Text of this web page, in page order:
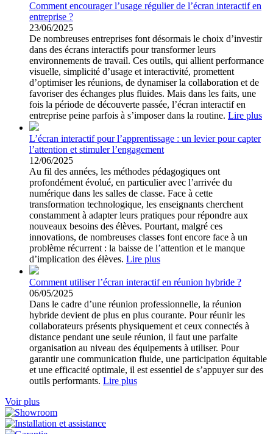
Comment encourager l’usage régulier de l’écran interactif en
entreprise ?
23/06/2025
De nombreuses entreprises font désormais le choix d’investir
dans des écrans interactifs pour transformer leurs
environnements de travail. Ces outils, qui allient performance
visuelle, simplicité d’usage et interactivité, promettent
d’optimiser les réunions, de dynamiser la collaboration et de
favoriser des échanges plus fluides. Mais dans les faits, une
fois la période de découverte passée, l’écran interactif en
entreprise peine parfois à s’imposer dans la routine. Lire plus
L’écran interactif pour l’apprentissage : un levier pour capter
l’attention et stimuler l’engagement
12/06/2025
Au fil des années, les méthodes pédagogiques ont
profondément évolué, en particulier avec l’arrivée du
numérique dans les salles de classe. Face à cette
transformation technologique, les enseignants cherchent
constamment à adapter leurs pratiques pour répondre aux
nouveaux besoins des élèves. Pourtant, malgré ces
innovations, de nombreuses classes font encore face à un
problème récurrent : la baisse de l’attention et le manque
d’implication des élèves. Lire plus
Comment utiliser l’écran interactif en réunion hybride ?
06/05/2025
Dans le cadre d’une réunion professionnelle, la réunion
hybride devient de plus en plus courante. Pour réunir les
collaborateurs présents physiquement et ceux connectés à
distance pendant une seule réunion, il faut une parfaite
organisation au niveau des équipements à utiliser. Pour
garantir une communication fluide, une participation équitable
et une efficacité optimale, il est essentiel de s’appuyer sur des
outils performants. Lire plus
Voir plus